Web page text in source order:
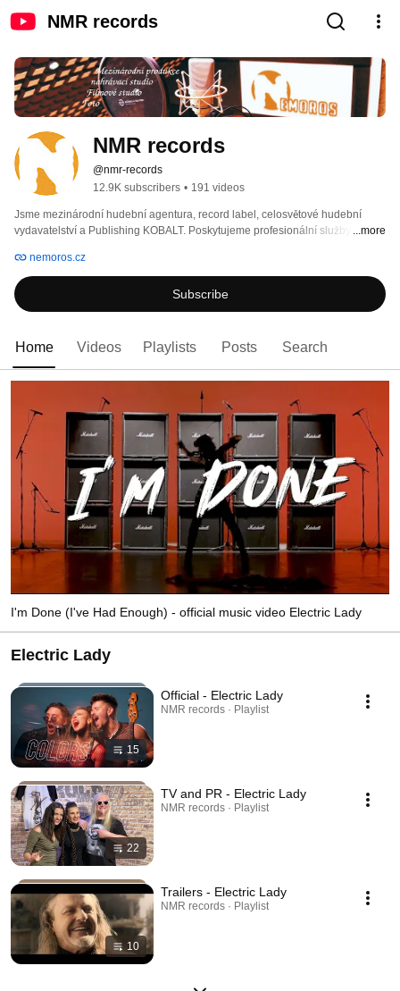
NMR records
NMR records
@nmr-records
12.9K subscribers • 191 videos
Jsme mezinárodní hudební agentura, record label, celosvětové hudební
vydavatelství a Publishing KOBALT. Poskytujeme profesionální služby a
vzdělávací workshopy. Provozujeme nahrávací a filmové studio, poskytujeme
i veškeré PR, reklamní a fotografické služby a správu sítí.
...more
nemoros.cz
Subscribe
Home Videos Playlists Posts Search
I'm Done (I've Had Enough) - official music video Electric Lady
Electric Lady
15
Official - Electric Lady
NMR records · Playlist
22
TV and PR - Electric Lady
NMR records · Playlist
10
Trailers - Electric Lady
NMR records · Playlist